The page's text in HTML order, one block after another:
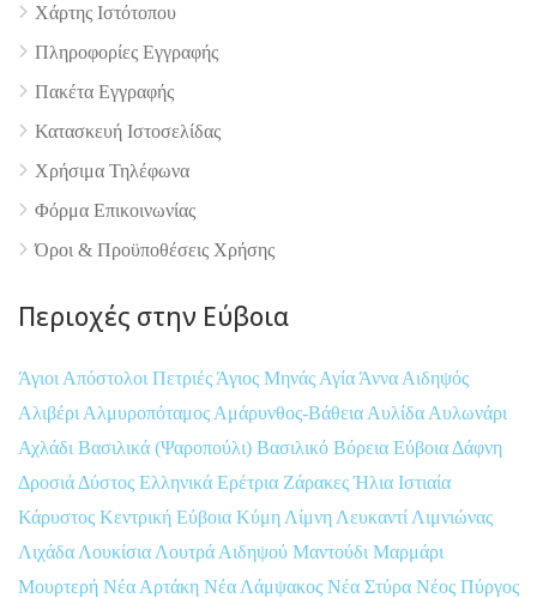
Χάρτης Ιστότοπου
Πληροφορίες Εγγραφής
Πακέτα Εγγραφής
Κατασκευή Ιστοσελίδας
Χρήσιμα Τηλέφωνα
Φόρμα Επικοινωνίας
Όροι & Προϋποθέσεις Xρήσης
Περιοχές στην Εύβοια
Άγιοι Απόστολοι Πετριές Άγιος Μηνάς Αγία Άννα Αιδηψός
Αλιβέρι Αλμυροπόταμος Αμάρυνθος-Βάθεια Αυλίδα Αυλωνάρι
Αχλάδι Βασιλικά (Ψαροπούλι) Βασιλικό Βόρεια Εύβοια Δάφνη
Δροσιά Δύστος Ελληνικά Ερέτρια ΖάρακεςΉλια Ιστιαία
Κάρυστος Κεντρική Εύβοια Κύμη Λίμνη Λευκαντί Λιμνιώνας
Λιχάδα Λουκίσια Λουτρά Αιδηψού Μαντούδι Μαρμάρι
Μουρτερή Νέα Αρτάκη Νέα Λάμψακος Νέα Στύρα Νέος Πύργος